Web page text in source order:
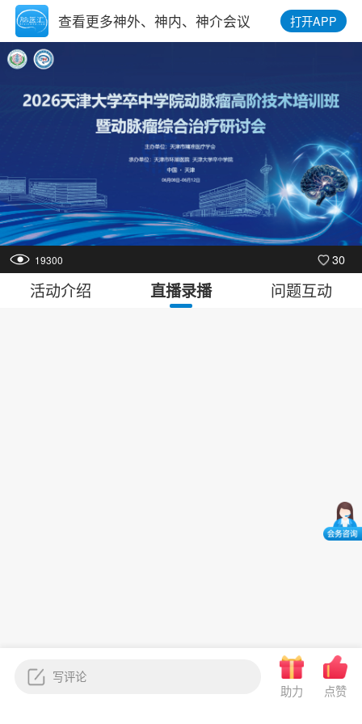
查看更多神外、神内、神介会议 打开APP
19300 30
活动介绍 直播录播 问题互动
助力 点赞